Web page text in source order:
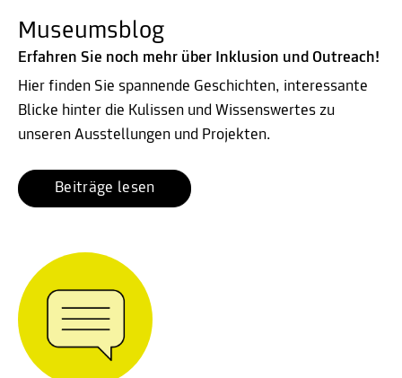
Museumsblog
Erfahren Sie noch mehr über Inklusion und Outreach!
Hier finden Sie spannende Geschichten, interessante
Blicke hinter die Kulissen und Wissenswertes zu
unseren Ausstellungen und Projekten.
Beiträge lesen